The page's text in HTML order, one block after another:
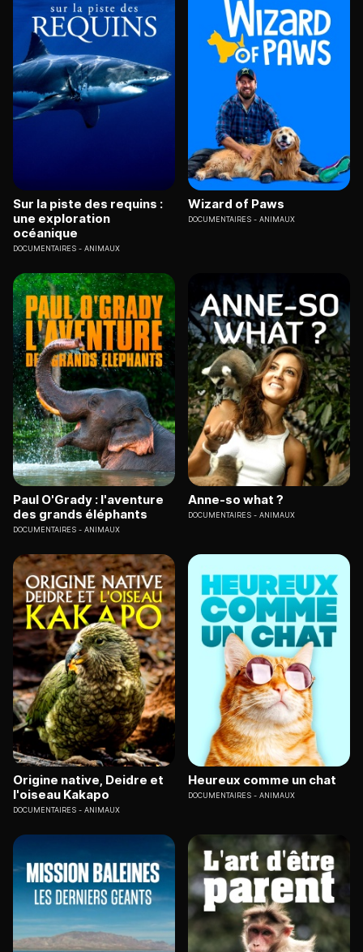
Sur la piste des requins :
une exploration
océanique
DOCUMENTAIRES ANIMAUX
Wizard of Paws
DOCUMENTAIRES ANIMAUX
Paul O'Grady : l'aventure
des grands éléphants
DOCUMENTAIRES ANIMAUX
Anne-so what ?
DOCUMENTAIRES ANIMAUX
Origine native, Deidre et
l'oiseau Kakapo
DOCUMENTAIRES ANIMAUX
Heureux comme un chat
DOCUMENTAIRES ANIMAUX